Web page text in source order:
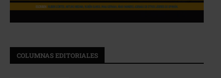
COLUMNAS EDITORIALES